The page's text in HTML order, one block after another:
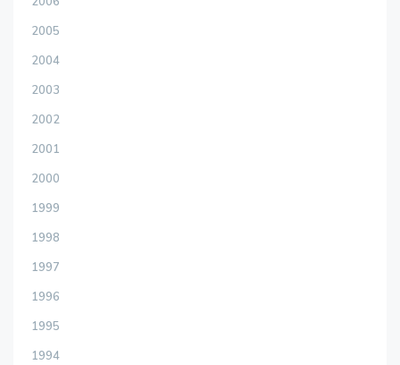
2005
2004
2003
2002
2001
2000
1999
1998
1997
1996
1995
1994